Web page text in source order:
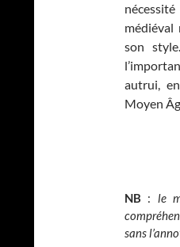
médiéval
son
autrui,
Moyen
NB : le
sans